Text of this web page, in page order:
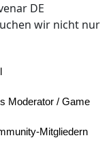
DE
wir nicht nur
Moderator / Game
Mitgliedern